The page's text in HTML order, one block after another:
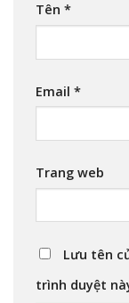
Tên *
Email *
Trang web
Lưu tên
trình duyệt